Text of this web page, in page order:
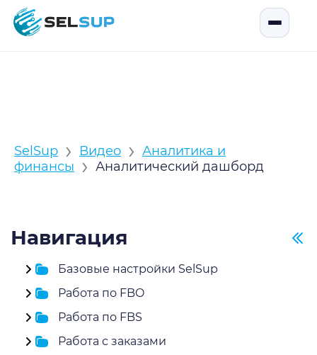
SelSup
SelSup › Видео › Аналитика и
финансы › Аналитический дашборд
Навигация
Базовые настройки SelSup
Работа по FBO
Работа по FBS
Работа с заказами